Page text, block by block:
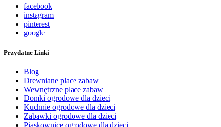
facebook
instagram
pinterest
google
Przydatne Linki
Blog
Drewniane place zabaw
Wewnętrzne place zabaw
Domki ogrodowe dla dzieci
Kuchnie ogrodowe dla dzieci
Zabawki ogrodowe dla dzieci
Piaskownice ogrodowe dla dzieci